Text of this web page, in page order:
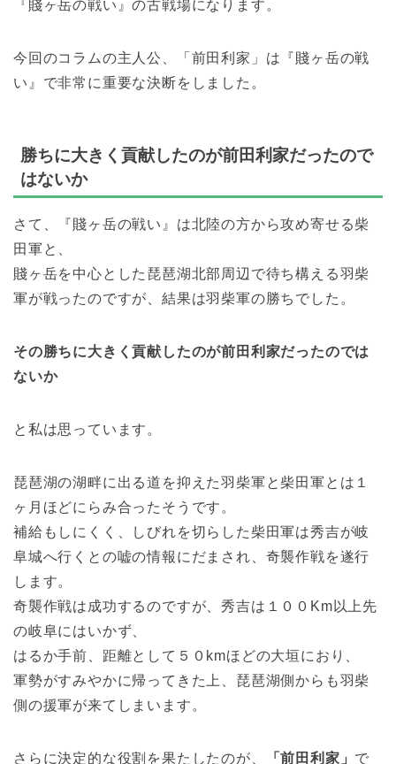
『賤ヶ岳の戦い』の古戦場になります。
今回のコラムの主人公、「前田利家」は『賤ヶ岳の戦
い』で非常に重要な決断をしました。
勝ちに大きく貢献したのが前田利家だったので
はないか
さて、『賤ヶ岳の戦い』は北陸の方から攻め寄せる柴
田軍と、
賤ヶ岳を中心とした琵琶湖北部周辺で待ち構える羽柴
軍が戦ったのですが、結果は羽柴軍の勝ちでした。
その勝ちに大きく貢献したのが前田利家だったのでは
ないか
と私は思っています。
琵琶湖の湖畔に出る道を抑えた羽柴軍と柴田軍とは１
ヶ月ほどにらみ合ったそうです。
補給もしにくく、しびれを切らした柴田軍は秀吉が岐
阜城へ行くとの嘘の情報にだまされ、奇襲作戦を遂行
します。
奇襲作戦は成功するのですが、秀吉は１００Km以上先
の岐阜にはいかず、
はるか手前、距離として５０kmほどの大垣におり、
軍勢がすみやかに帰ってきた上、琵琶湖側からも羽柴
側の援軍が来てしまいます。
さらに決定的な役割を果たしたのが、 「前田利家」 で